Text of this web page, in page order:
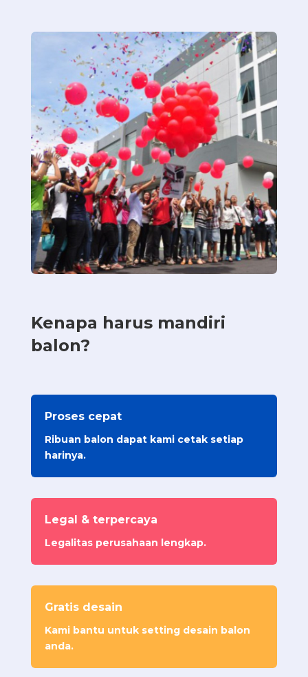
Kenapa harus mandiri
balon?
Proses cepat
Ribuan balon dapat kami cetak setiap
harinya.
Legal & terpercaya
Legalitas perusahaan lengkap.
Gratis desain
Kami bantu untuk setting desain balon
anda.